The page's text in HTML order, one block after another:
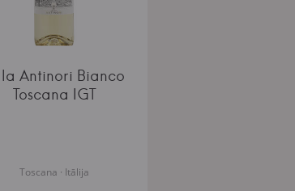
Antinori Bianco
Toscana IGT
Toscana · Itālija